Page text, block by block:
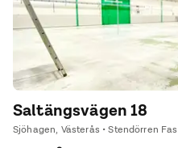
Saltängsvägen 18
Sjöhagen, Västerås • Stendörren